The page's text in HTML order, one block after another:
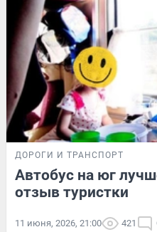
ДОРОГИ И ТРАНСПОРТ
Автобус на юг
отзыв туристки
11 июня, 2026, 21:00 421